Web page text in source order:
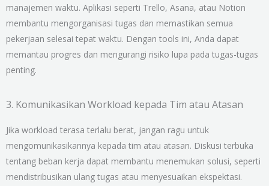
manajemen waktu. Aplikasi seperti Trello, Asana, atau Notion
membantu mengorganisasi tugas dan memastikan semua
pekerjaan selesai tepat waktu. Dengan tools ini, Anda dapat
memantau progres dan mengurangi risiko lupa pada tugas-tugas
penting.
3. Komunikasikan Workload kepada Tim atau Atasan
Jika workload terasa terlalu berat, jangan ragu untuk
mengomunikasikannya kepada tim atau atasan. Diskusi terbuka
tentang beban kerja dapat membantu menemukan solusi, seperti
mendistribusikan ulang tugas atau menyesuaikan ekspektasi.